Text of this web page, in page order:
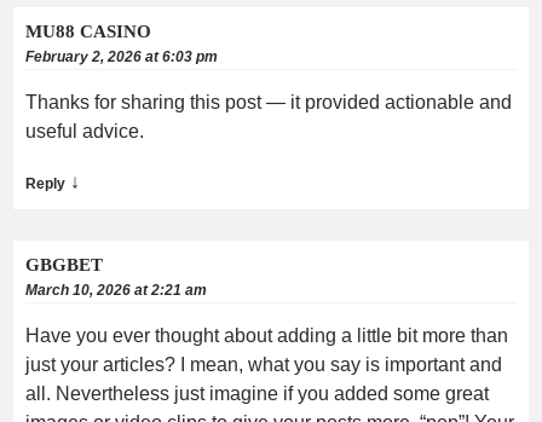
MU88 CASINO
February 2, 2026 at 6:03 pm
Thanks for sharing this post — it provided actionable and
useful advice.
Reply ↓
GBGBET
March 10, 2026 at 2:21 am
Have you ever thought about adding a little bit more than
just your articles? I mean, what you say is important and
all. Nevertheless just imagine if you added some great